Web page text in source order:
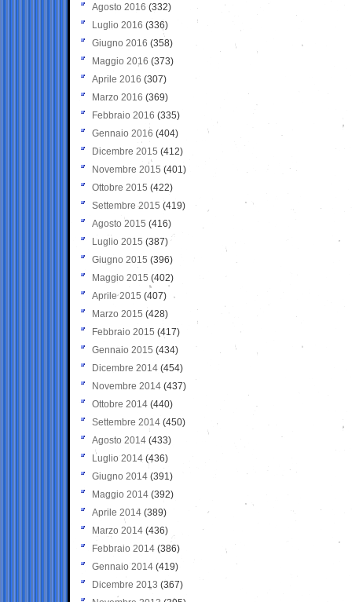
Agosto 2016 (332)
Luglio 2016 (336)
Giugno 2016 (358)
Maggio 2016 (373)
Aprile 2016 (307)
Marzo 2016 (369)
Febbraio 2016 (335)
Gennaio 2016 (404)
Dicembre 2015 (412)
Novembre 2015 (401)
Ottobre 2015 (422)
Settembre 2015 (419)
Agosto 2015 (416)
Luglio 2015 (387)
Giugno 2015 (396)
Maggio 2015 (402)
Aprile 2015 (407)
Marzo 2015 (428)
Febbraio 2015 (417)
Gennaio 2015 (434)
Dicembre 2014 (454)
Novembre 2014 (437)
Ottobre 2014 (440)
Settembre 2014 (450)
Agosto 2014 (433)
Luglio 2014 (436)
Giugno 2014 (391)
Maggio 2014 (392)
Aprile 2014 (389)
Marzo 2014 (436)
Febbraio 2014 (386)
Gennaio 2014 (419)
Dicembre 2013 (367)